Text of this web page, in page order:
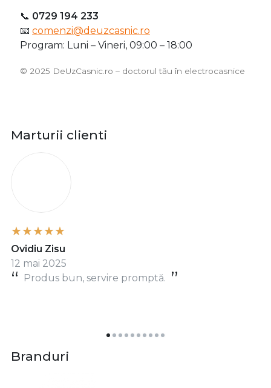
📞 0729 194 233
📧 comenzi@deuzcasnic.ro
Program: Luni – Vineri, 09:00 – 18:00
©️ 2025 DeUzCasnic.ro – doctorul tău în electrocasnice
Marturii clienti
Produs bun, servire promptă.
Ovidiu Zisu
12 mai 2025
Branduri